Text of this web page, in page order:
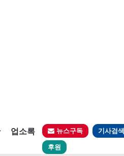
업소록 뉴스구독 기사검색
후원